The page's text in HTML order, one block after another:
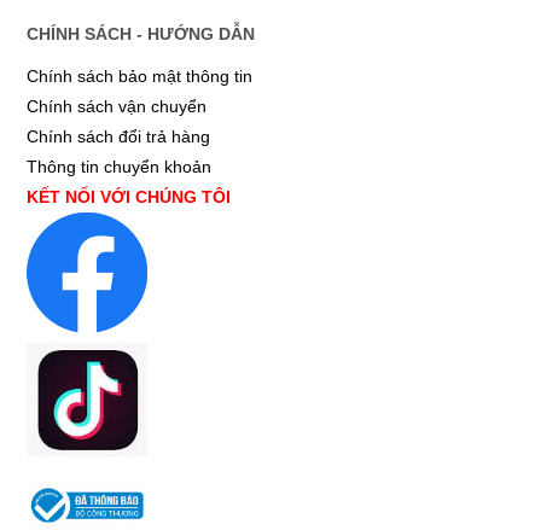
CHÍNH SÁCH - HƯỚNG DẪN
Chính sách bảo mật thông tin
Chính sách vận chuyển
Chính sách đổi trả hàng
Thông tin chuyển khoản
KẾT NỐI VỚI CHÚNG TÔI